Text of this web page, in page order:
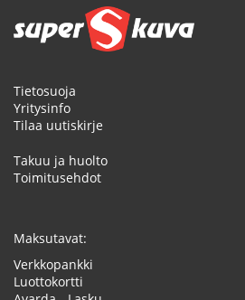
Tietosuoja
Yritysinfo
Tilaa uutiskirje
Takuu ja huolto
Toimitusehdot
Maksutavat:
Verkkopankki
Luottokortti